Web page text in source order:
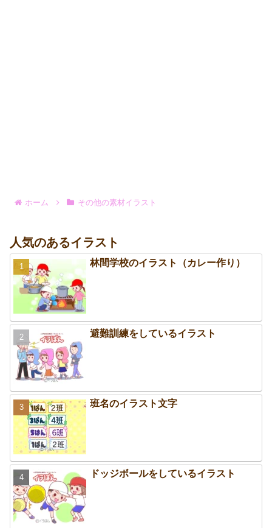
ホーム その他の素材イラスト
人気のあるイラスト
林間学校のイラスト（カレー作り）
避難訓練をしているイラスト
班名のイラスト文字
ドッジボールをしているイラスト